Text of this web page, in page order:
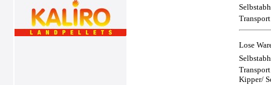
Lose
Transport
Kipper/